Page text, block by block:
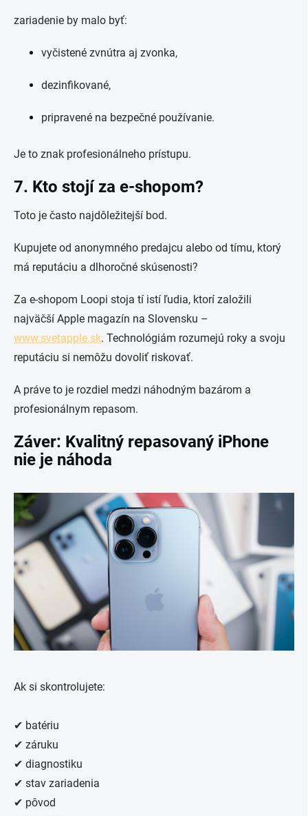
zariadenie by malo byť:
vyčistené zvnútra aj zvonka,
dezinfikované,
pripravené na bezpečné používanie.
Je to znak profesionálneho prístupu.
7. Kto stojí za e-shopom?
Toto je často najdôležitejší bod.
Kupujete od anonymného predajcu alebo od tímu, ktorý
má reputáciu a dlhoročné skúsenosti?
Za e-shopom Loopi stoja tí istí ľudia, ktorí založili
najväčší Apple magazín na Slovensku –
www.svetapple.sk. Technológiám rozumejú roky a svoju
reputáciu si nemôžu dovoliť riskovať.
A práve to je rozdiel medzi náhodným bazárom a
profesionálnym repasom.
Záver: Kvalitný repasovaný iPhone
nie je náhoda
Ak si skontrolujete:
✔ batériu
✔ záruku
✔ diagnostiku
✔ stav zariadenia
✔ pôvod